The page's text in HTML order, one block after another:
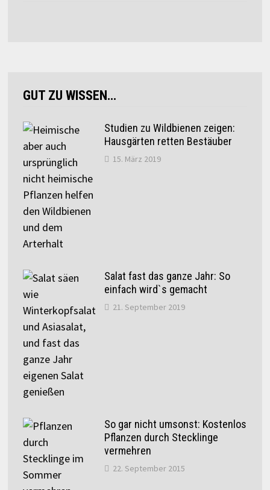
GUT ZU WISSEN…
Studien zu Wildbienen zeigen:
Hausgärten retten Bestäuber
15. März 2019
Salat fast das ganze Jahr: So
einfach wird`s gemacht
21. September 2019
So gar nicht umsonst: Kostenlos
Pflanzen durch Stecklinge
vermehren
22. September 2015